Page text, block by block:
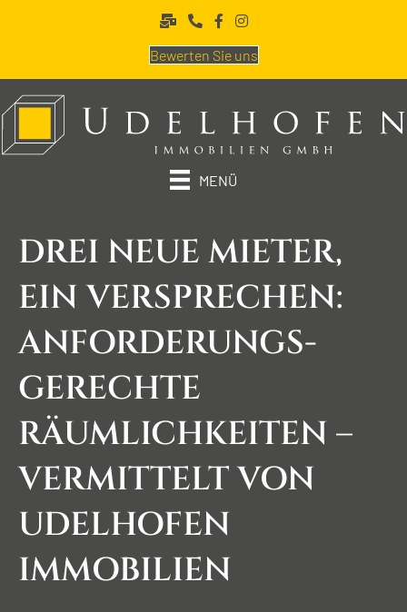
Bewerten Sie uns
MENÜ
DREI NEUE MIETER,
EIN VERSPRECHEN:
ANFORDERUNGS­
GERECHTE
RÄUMLICH­­KEITEN –
VERMITTELT VON
UDELHOFEN
IMMOBILIEN